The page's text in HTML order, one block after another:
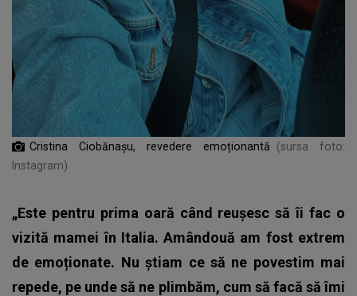
Cristina Ciobănașu, revedere emoționantă
(sursa foto:
Instagram)
„Este pentru prima oară când reușesc să îi fac o
vizită mamei în Italia. Amândouă am fost extrem
de emoționate. Nu știam ce să ne povestim mai
repede, pe unde să ne plimbăm, cum să facă să îmi